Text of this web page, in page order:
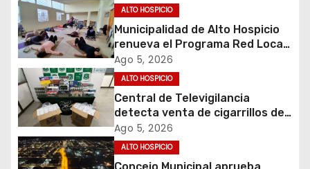
i
ó
n
d
e
e
ALTO HOSPICIO
Municipalidad de Alto Hospicio
renueva el Programa Red Local
de Apoyos y Cuidados
Ago 5, 2026
ALTO HOSPICIO
Central de Televigilancia
detecta venta de cigarrillos de
contrabando y permite
incautación de más de 3 mil
cajetillas
Ago 5, 2026
ALTO HOSPICIO
Concejo Municipal aprueba